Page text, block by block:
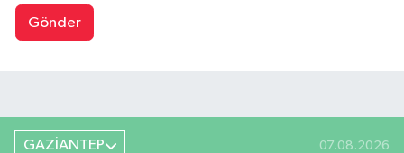
Gönder
GAZİANTEP 07.08.2026